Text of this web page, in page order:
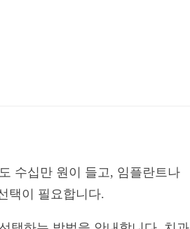
수십만 원이 들고, 임플란트나
택이 필요합니다.